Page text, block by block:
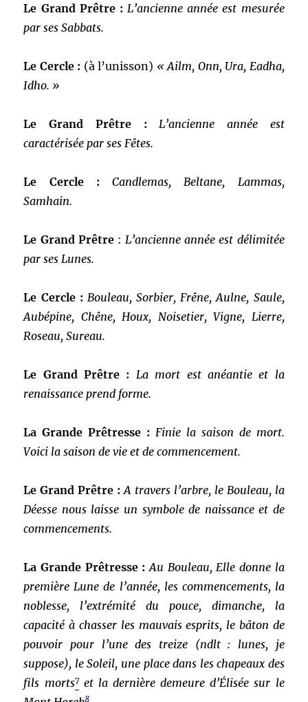
Le Grand Prêtre : L’ancienne année est mesurée
par ses Sabbats.
Le Cercle : (à l’unisson) « Ailm, Onn, Ura, Eadha,
Idho. »
Le Grand Prêtre : L’ancienne année est
caractérisée par ses Fêtes.
Le Cercle :Candlemas, Beltane, Lammas,
Samhain.
Le Grand Prêtre : L’ancienne année est délimitée
par ses Lunes.
Le Cercle : Bouleau, Sorbier, Frêne, Aulne, Saule,
Aubépine, Chêne, Houx, Noisetier, Vigne, Lierre,
Roseau, Sureau.
Le Grand Prêtre : La mort est anéantie et la
renaissance prend forme.
La Grande Prêtresse : Finie la saison de mort.
Voici la saison de vie et de commencement.
Le Grand Prêtre : A travers l’arbre, le Bouleau, la
Déesse nous laisse un symbole de naissance et de
commencements.
La Grande Prêtresse : Au Bouleau, Elle donne la
première Lune de l’année, les commencements, la
noblesse, l’extrémité du pouce, dimanche, la
capacité à chasser les mauvais esprits, le bâton de
pouvoir pour l’une des treize (ndlt : lunes, je
suppose), le Soleil, une place dans les chapeaux des
fils morts7et la dernière demeure d’Élisée sur le
8